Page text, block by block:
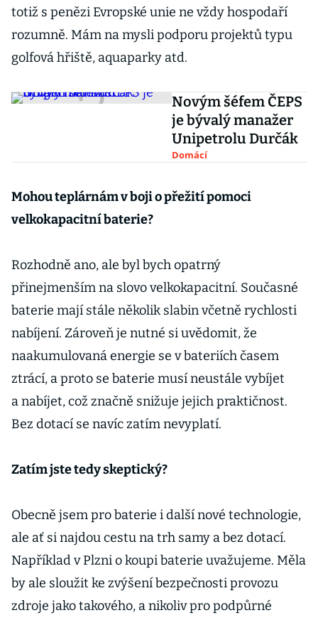
totiž s penězi Evropské unie ne vždy hospodaří
rozumně. Mám na mysli podporu projektů typu
golfová hřiště, aquaparky atd.
Novým šéfem ČEPS
je bývalý manažer
Unipetrolu Durčák
Domácí
Mohou teplárnám v boji o přežití pomoci
velkokapacitní baterie?
Rozhodně ano, ale byl bych opatrný
přinejmenším na slovo velkokapacitní. Současné
baterie mají stále několik slabin včetně rychlosti
nabíjení. Zároveň je nutné si uvědomit, že
naakumulovaná energie se v bateriích časem
ztrácí, a proto se baterie musí neustále vybíjet
a nabíjet, což značně snižuje jejich praktičnost.
Bez dotací se navíc zatím nevyplatí.
Zatím jste tedy skeptický?
Obecně jsem pro baterie i další nové technologie,
ale ať si najdou cestu na trh samy a bez dotací.
Například v Plzni o koupi baterie uvažujeme. Měla
by ale sloužit ke zvýšení bezpečnosti provozu
zdroje jako takového, a nikoliv pro podpůrné